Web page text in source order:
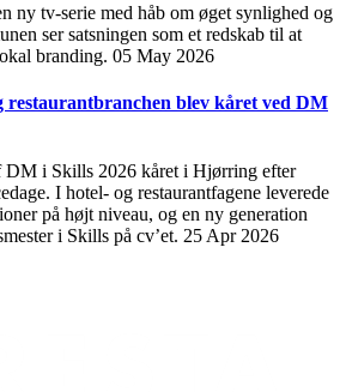
ny tv-serie med håb om øget synlighed og
ser satsningen som et redskab til at
branding. 05 May 2026
restaurantbranchen blev kåret ved DM
DM i Skills 2026 kåret i Hjørring efter
I hotel- og restaurantfagene leverede
på højt niveau, og en ny generation
i Skills på cv’et. 25 Apr 2026